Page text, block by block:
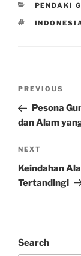
PENDAKI
TAGS
Previous
Post
PREVIOUS
Pesona
dan Alam
Next
Post
NEXT
Keindahan
Tertandingi
Search